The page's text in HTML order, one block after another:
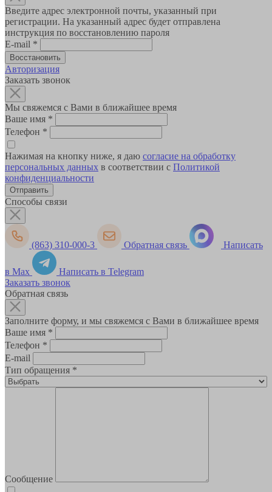
Введите адрес электронной почты, указанный при
регистрации. На указанный адрес будет отправлена
инструкция по восстановлению пароля
E-mail *
Авторизация
Заказать звонок
Мы свяжемся с Вами в ближайшее время
Ваше имя *
Телефон *
Нажимая на кнопку ниже, я даю согласие на обработку
персональных данных в соответствии с Политикой
конфиденциальности
Способы связи
(863) 310-000-3 Обратная связь Написать
в Max
Написать в Telegram
Заказать звонок
Обратная связь
Заполните форму, и мы свяжемся с Вами в ближайшее время
Ваше имя *
Телефон *
E-mail
Тип обращения *
Сообщение